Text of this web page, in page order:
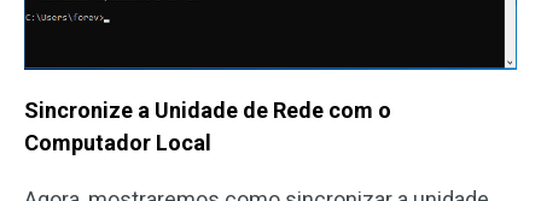
Sincronize a Unidade de Rede com o
Computador Local